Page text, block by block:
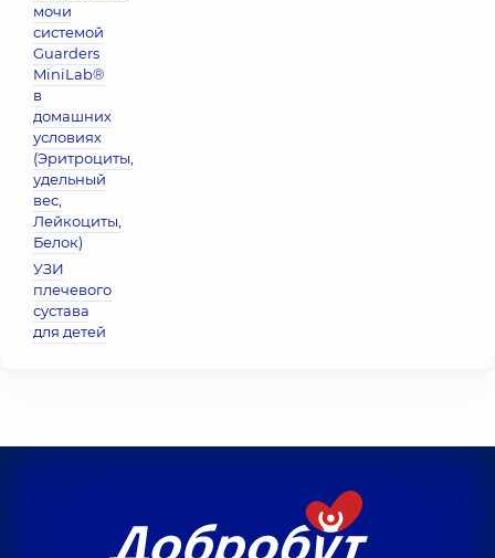
мочи
системой
Guarders
MiniLab®
в
домашних
условиях
(Эритроциты,
удельный
вес,
Лейкоциты,
Белок)
УЗИ
плечевого
сустава
для детей